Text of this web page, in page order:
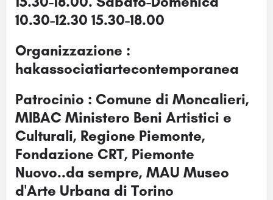
10.30-12.30 15.30-18.00
Organizzazione :
hakassociatiartecontemporanea
Patrocinio : Comune di Moncalieri,
MIBAC Ministero Beni Artistici e
Culturali, Regione Piemonte,
Fondazione CRT, Piemonte
Nuovo..da sempre, MAU Museo
d'Arte Urbana di Torino